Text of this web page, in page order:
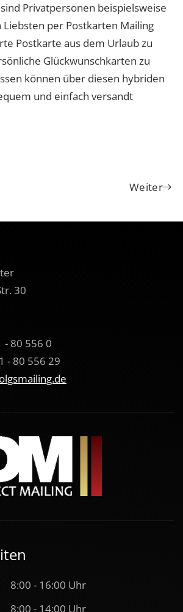
Privatpersonen beispielsweise
Liebsten per Postkarten Mailing
Postkarte aus dem Urlaub zu
Glückwunschkarten zu
können über diesen hybriden
und einfach versandt
Weiter
30
- 80 556 0
- 80 556 29
8:00 - 16:00 Uhr
8:00 - 14:00 Uhr